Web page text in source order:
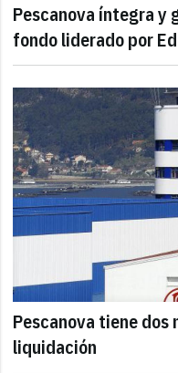
Pescanova íntegra y
fondo liderado por
Pescanova tiene dos
liquidación